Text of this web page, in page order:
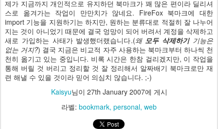
제가 지금까지 개인적으로 유지하던 북마크가 꽤 많은 편이라 딜리셔
스로 옮겨가는 작업이 만만치가 않네요. FireFox 북마크에 대한
import 기능을 지원하기는 하지만, 원하는 분류대로 적절히 잘 나누어
지는 것이 아니었기 때문에 결국 엉망이 되어 버려서 계정을 삭제하고
새로 가입하는 사태가 발생했더랬습니다.(왜 모두 삭제하기기능은
없는 거지?) 결국 지금은 비교적 자주 사용하는 북마크부터 하나씩 천
천히 옮기고 있는 중입니다. 비록 시간은 한참 걸리겠지만, 이 작업을
통해 버릴 것 버리고 정리할 것 잘 정리해서 알짜배기 북마크로만 재
련 해낼 수 있을 것이라 믿어 의심치 않습니다. ;-)
Kaisyu님이 27th January 2007에 게시
라벨: bookmark personal web